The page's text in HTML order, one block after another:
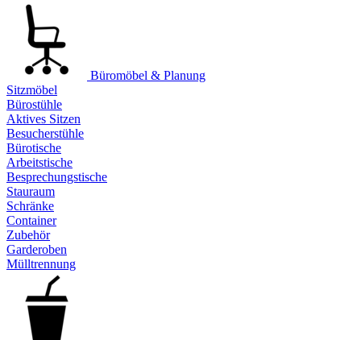
Büromöbel & Planung
Sitzmöbel
Bürostühle
Aktives Sitzen
Besucherstühle
Bürotische
Arbeitstische
Besprechungstische
Stauraum
Schränke
Container
Zubehör
Garderoben
Mülltrennung